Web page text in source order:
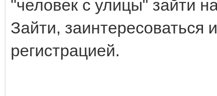
"человек с улицы" зайти
Зайти, заинтересоваться
регистрацией.